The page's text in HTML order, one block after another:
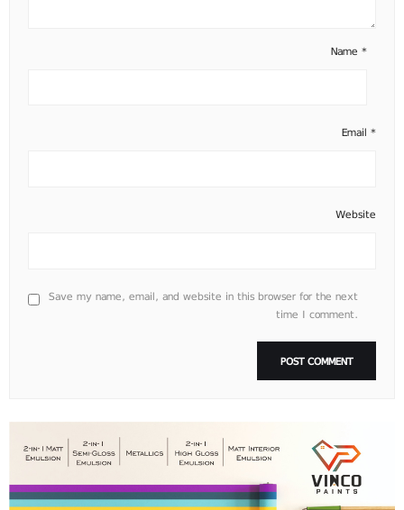
Name *
Email *
Website
Save my name, email, and website in this browser for the next
time I comment.